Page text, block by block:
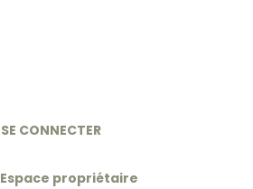
SE CONNECTER
Espace propriétaire